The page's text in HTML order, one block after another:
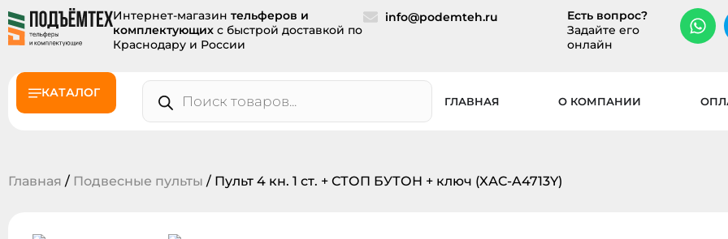
Интернет-магазин тельферов и
комплектующихс быстрой доставкой по
Краснодару и России
info@podemteh.ru
Есть вопрос?
Задайте его
онлайн
КАТАЛОГ
ГЛАВНАЯ О КОМПАНИИ
Главная / Подвесные пульты / Пульт 4 кн. 1 ст. + СТОП БУТОН + ключ (XАC-A4713Y)